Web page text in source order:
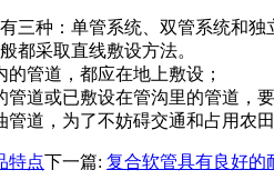
三种：单管系统、双管系统和
采取直线敷设方法。
管道，都应在地上敷设；
或已敷设在管沟里的管道，要
，为了不妨碍交通和占用农田
特点下一篇: 复合软管具有良好的